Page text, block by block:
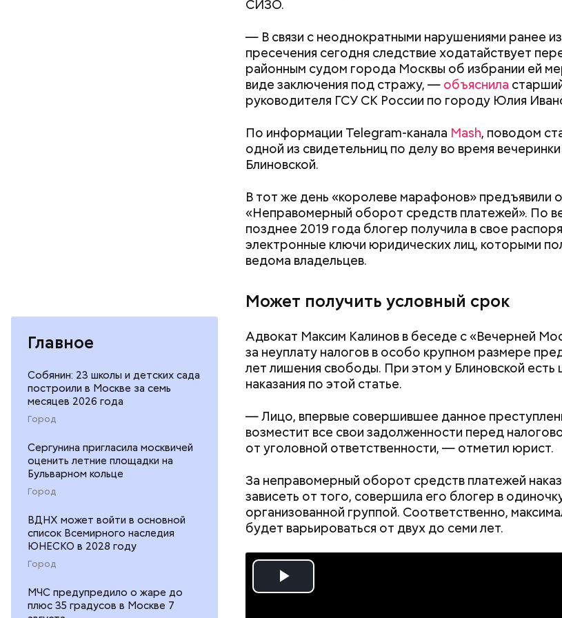
Главное
Собянин: 23 школы и детских сада
построили в Москве за семь
месяцев 2026 года
Город
Сергунина пригласила москвичей
оценить летние площадки на
Бульварном кольце
Город
ВДНХ может войти в основной
список Всемирного наследия
ЮНЕСКО в 2028 году
Город
МЧС предупредило о жаре до
плюс 35 градусов в Москве 7
СИЗО.
— В связи с неоднократными нарушениями ранее
пресечения сегодня следствие ходатайствует
районным судом города Москвы об избрании ей
виде заключения под стражу, — объяснила
руководителя ГСУ СК России по городу Юлия
По информации Telegram-канала Mash, поводом
одной из свидетельниц по делу во время
Блиновской.
В тот же день «королеве марафонов» предъявили
«Неправомерный оборот средств платежей». По
позднее 2019 года блогер получила в свое
электронные ключи юридических лиц, которыми
ведома владельцев.
Может получить условный срок
Адвокат Максим Калинов в беседе с «Вечерней
за неуплату налогов в особо крупном размере
лет лишения свободы. При этом у Блиновской есть
наказания по этой статье.
— Лицо, впервые совершившее данное
возместит все свои задолженности перед
от уголовной ответственности, — отметил юрист.
За неправомерный оборот средств платежей
зависеть от того, совершила его блогер в
организованной группой. Соответственно,
будет варьироваться от двух до семи лет.
Play
— Мое глубокое убеждение — нельзя быть
специалистом и хорошей мамой. Я выбрала
родители, воспитавшие шестерых детей в любви и
рассказывала
подозреваемой, достигло 15, самый младший из
свет в 2019 году. В частности, трое малышей
Кроме того, двумя годами позже женщина
сетях про ребенка, которого она забрала из
дома.